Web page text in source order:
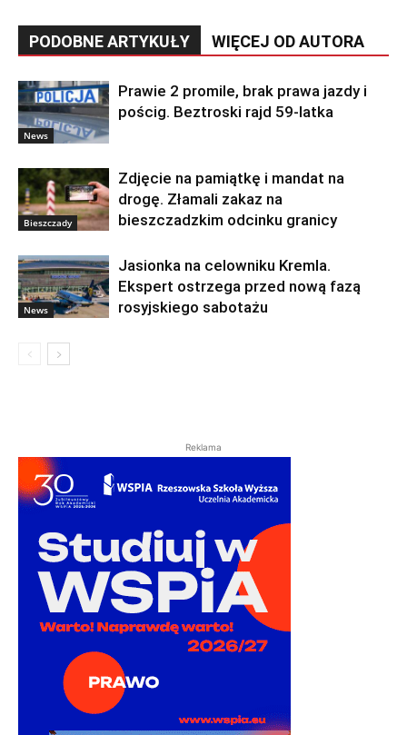
PODOBNE ARTYKUŁY WIĘCEJ OD AUTORA
News
Prawie 2 promile, brak prawa jazdy i
pościg. Beztroski rajd 59-latka
Bieszczady
Zdjęcie na pamiątkę i mandat na
drogę. Złamali zakaz na
bieszczadzkim odcinku granicy
News
Jasionka na celowniku Kremla.
Ekspert ostrzega przed nową fazą
rosyjskiego sabotażu
Reklama